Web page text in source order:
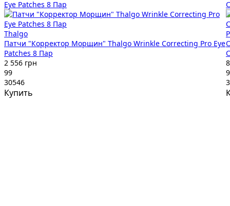
Thalgo
Патчи "Корректор Морщин" Thalgo Wrinkle Correcting Pro Eye
Patches 8 Пар
2 556 грн
99
30546
Купить